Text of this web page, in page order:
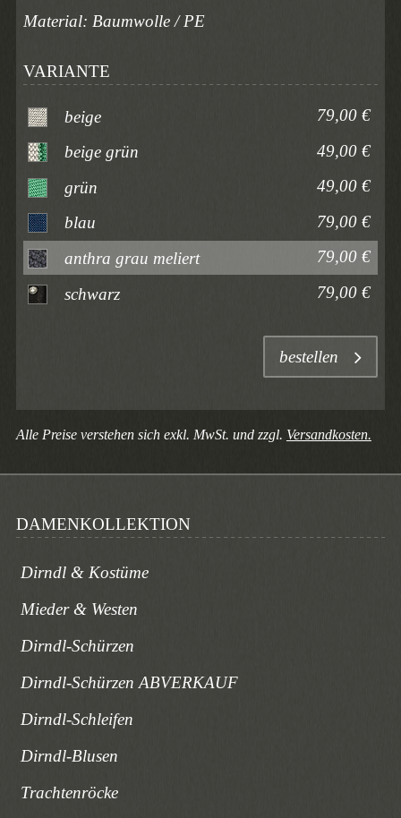
Material: Baumwolle / PE
VARIANTE
beige
79,00 €
beige grün
49,00 €
grün
49,00 €
blau
79,00 €
anthra grau meliert
79,00 €
schwarz
79,00 €
bestellen
Alle Preise verstehen sich exkl. MwSt. und zzgl. Versandkosten.
DAMENKOLLEKTION
Dirndl & Kostüme
Mieder & Westen
Dirndl-Schürzen
Dirndl-Schürzen ABVERKAUF
Dirndl-Schleifen
Dirndl-Blusen
Trachtenröcke